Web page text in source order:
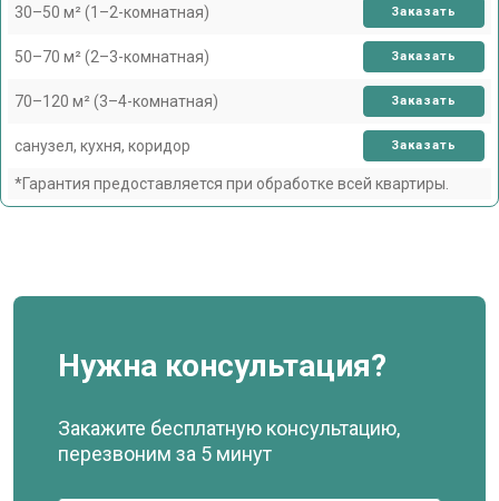
30–50 м² (1–2-комнатная) Заказать
50–70 м² (2–3-комнатная) Заказать
70–120 м² (3–4-комнатная) Заказать
санузел, кухня, коридор Заказать
*Гарантия предоставляется при обработке всей квартиры.
Нужна консультация?
Закажите бесплатную консультацию,
перезвоним за 5 минут